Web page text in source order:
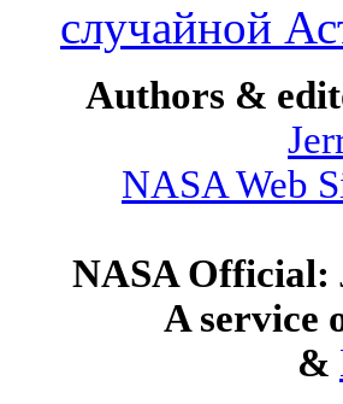
случайной
Authors &
NASA Web
NASA Official:
A service
&